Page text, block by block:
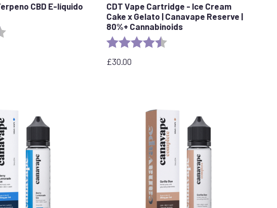
CBD E-líquido
4,7 de 5 estrellas
CDT Vape Cartridge - Ice Cream
Cake x Gelato | Canavape Reserve |
80%+ Cannabinoids
Valoración:
£30.00